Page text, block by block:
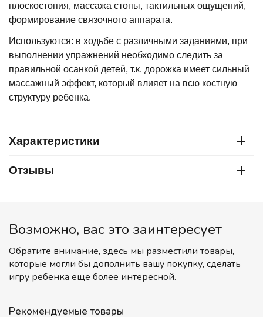
плоскостопия, массажа стопы, тактильных ощущений,
формирование связочного аппарата.
Используются: в ходьбе с различными заданиями, при
выполнении упражнений необходимо следить за
правильной осанкой детей, т.к. дорожка имеет сильный
массажный эффект, который влияет на всю костную
структуру ребенка.
Характеристики
Отзывы
Возможно, вас это заинтересует
Обратите внимание, здесь мы разместили товары,
которые могли бы дополнить вашу покупку, сделать
игру ребенка еще более интересной.
Рекомендуемые товары